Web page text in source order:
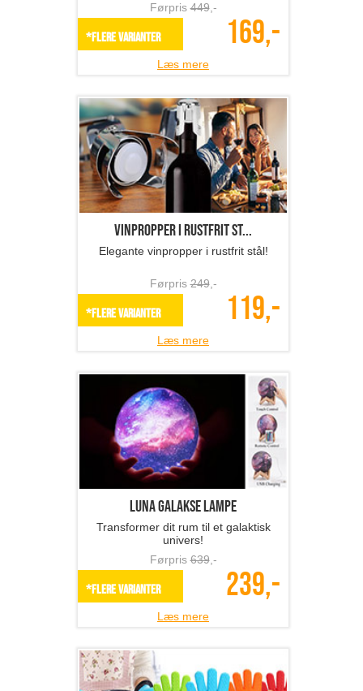
Førpris449,-
*Flere varianter 169,-
Læs mere
Vinpropper i rustfrit st...
Elegante vinpropper i rustfrit stål!
Førpris249,-
*Flere varianter 119,-
Læs mere
Luna Galakse lampe
Transformer dit rum til et galaktisk
univers!
Førpris639,-
*Flere varianter 239,-
Læs mere